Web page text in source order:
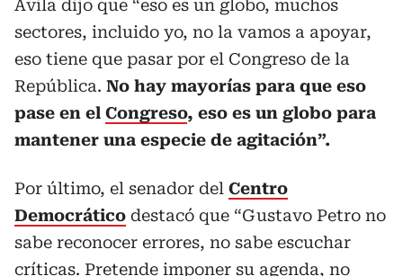
Ávila dijo que “eso es un globo, muchos
sectores, incluido yo, no la vamos a apoyar,
eso tiene que pasar por el Congreso de la
República. No hay mayorías para que eso
pase en el Congreso, eso es un globo para
mantener una especie de agitación”.
Por último, el senador del Centro
Democrático destacó que “Gustavo Petro no
sabe reconocer errores, no sabe escuchar
críticas. Pretende imponer su agenda, no